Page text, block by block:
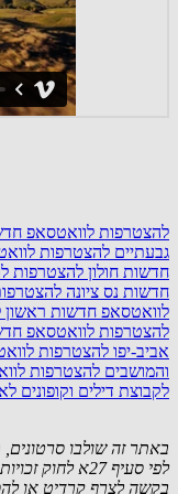
להצטרפות לוואטסאפ
גבעתיים להצטרפות
חדשות חולון להצטרפות
חדשות נס ציונה
לוואטסאפ חדשות ראשון
להצטרפות לוואטסאפ
אביב-יפו להצטרפות
והמושבים להצטרפות
לקבוצת דילים וקופונים
באתר זה שולבו
לפי סעיף 27א לחוק זכויות יוצרים. במידה וידוע מי צילם
בקשה לצרף קרדיט או